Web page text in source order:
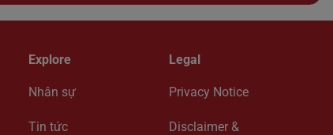
Explore
Nhân sự
Tin tức
Legal
Privacy Notice
Disclaimer &